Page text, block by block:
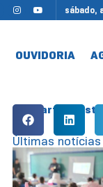
sábado,
OUVIDORIA
Compartilhe esta
Últimas notícias